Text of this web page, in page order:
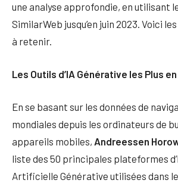
une analyse approfondie, en utilisant
SimilarWeb jusqu’en juin 2023. Voici
à retenir.
Les Outils d’IA Générative les Plus en
En se basant sur les données de
mondiales depuis les ordinateurs de
appareils mobiles, Andreessen
liste des 50 principales plateformes
Artificielle Générative utilisées dans